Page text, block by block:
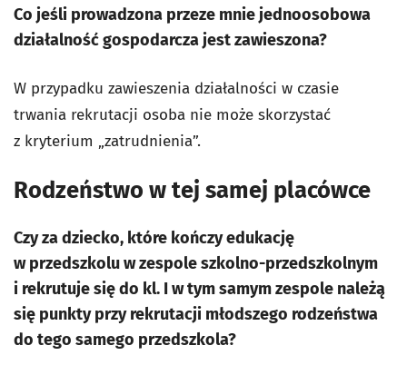
Co jeśli prowadzona przeze mnie jednoosobowa
działalność gospodarcza jest zawieszona?
W przypadku zawieszenia działalności w czasie
trwania rekrutacji osoba nie może skorzystać
z kryterium „zatrudnienia”.
Rodzeństwo w tej samej placówce
Czy za dziecko, które kończy edukację
w przedszkolu w zespole szkolno-przedszkolnym
i rekrutuje się do kl. I w tym samym zespole należą
się punkty przy rekrutacji młodszego rodzeństwa
do tego samego przedszkola?